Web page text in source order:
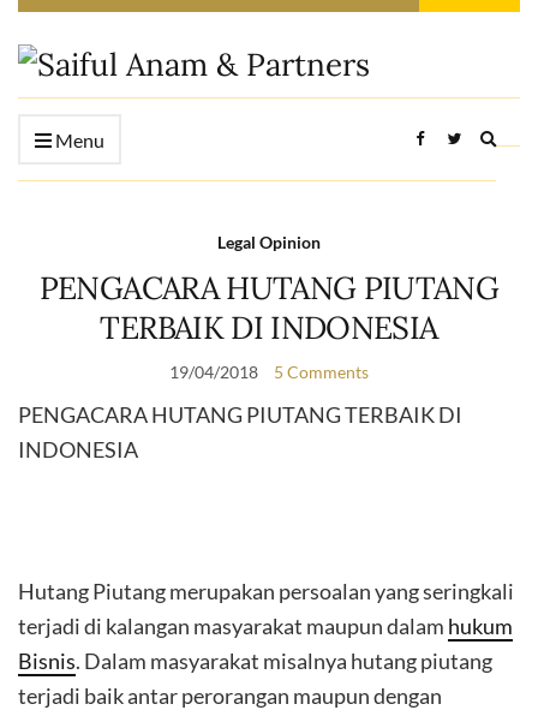
Menu
form
Legal Opinion
PENGACARA HUTANG PIUTANG
TERBAIK DI INDONESIA
19/04/2018 5 Comments
PENGACARA HUTANG PIUTANG TERBAIK DI
INDONESIA
Hutang Piutang merupakan persoalan yang seringkali
terjadi di kalangan masyarakat maupun dalam hukum
Bisnis. Dalam masyarakat misalnya hutang piutang
terjadi baik antar perorangan maupun dengan